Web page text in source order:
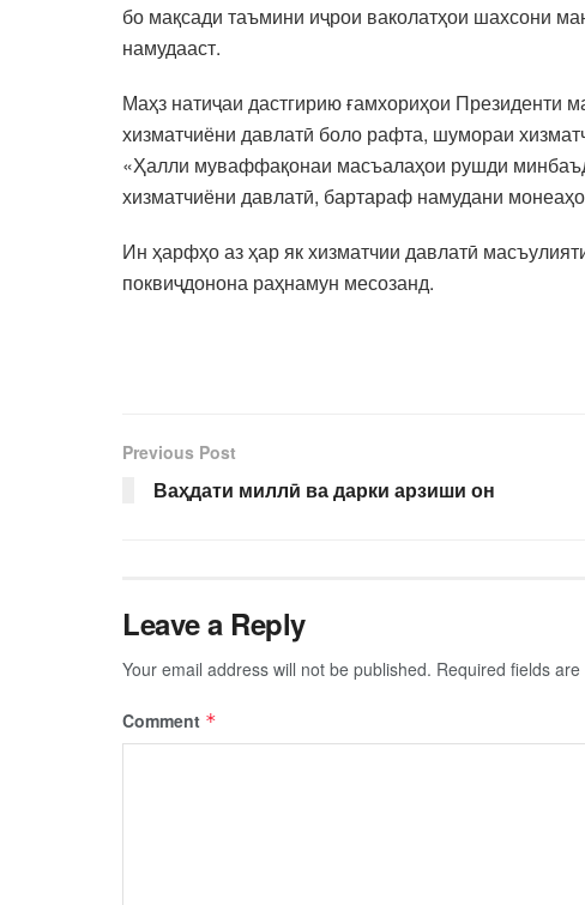
бо мақсади таъмини иҷрои ваколатҳои шахсони
намудааст.
Маҳз натиҷаи дастгирию ғамхориҳои Президенти
хизматчиёни давлатӣ боло рафта, шумораи
«Ҳалли муваффақонаи масъалаҳои рушди
хизматчиёни давлатӣ, бартараф намудани
Ин ҳарфҳо аз ҳар як хизматчии давлатӣ
поквиҷдонона раҳнамун месозанд.
Previous Post
Ваҳдати миллӣ ва дарки арзиши он
Leave a Reply
Your email address will not be published. Required fields
Comment *